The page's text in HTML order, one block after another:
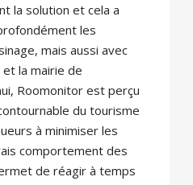
la solution et cela a
les
mais aussi avec
la mairie de
Roomonitor est perçu
du tourisme
à minimiser les
comportement des
de réagir à temps